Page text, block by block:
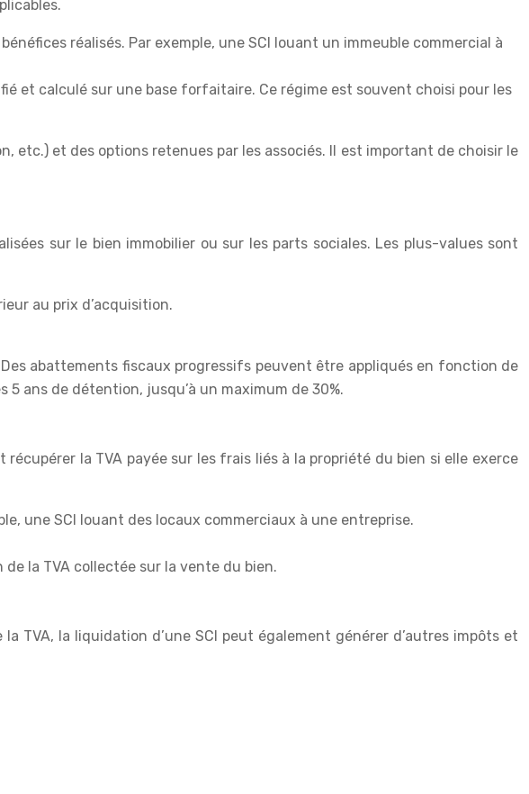
réalisés. Par exemple, une SCI louant un immeuble commercial à
et calculé sur une base forfaitaire. Ce régime est souvent choisi pour les
etc.) et des options retenues par les associés. Il est important de choisir le
sur le bien immobilier ou sur les parts sociales. Les plus-values sont
au prix d’acquisition.
abattements fiscaux progressifs peuvent être appliqués en fonction de
ans de détention, jusqu’à un maximum de 30%.
la TVA payée sur les frais liés à la propriété du bien si elle exerce
une SCI louant des locaux commerciaux à une entreprise.
la TVA collectée sur la vente du bien.
TVA, la liquidation d’une SCI peut également générer d’autres impôts et